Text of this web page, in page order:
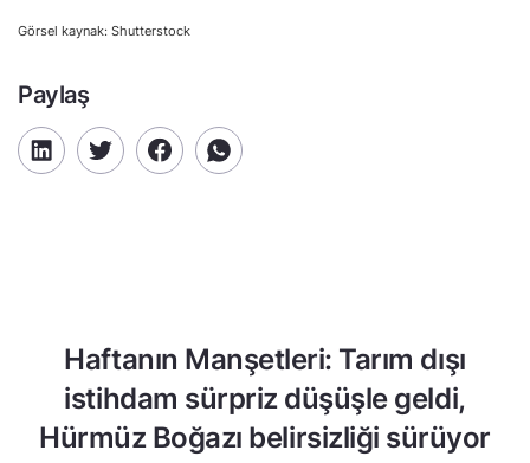
Görsel kaynak: Shutterstock
Paylaş
Haftanın Manşetleri: Tarım dışı
istihdam sürpriz düşüşle geldi,
Hürmüz Boğazı belirsizliği sürüyor